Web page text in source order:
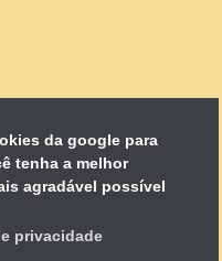
da google para
tenha a melhor
agradável possível
privacidade